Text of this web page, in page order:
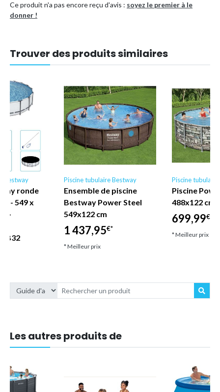
Ce produit n'a pas encore reçu d'avis : soyez le premier à le
donner !
Trouver des produits similaires
Bestway
ronde
- 549 x
-
Piscine tubulaire Bestway
Ensemble de piscine
Bestway Power Steel
549x122 cm
1 437,95€*
* Meilleur prix
Piscine
Piscine
488x122 cm
699,99€*
* Meilleur prix
Les autres produits de